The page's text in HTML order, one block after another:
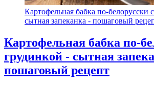
Картофельная бабка по-белорусски
сытная запеканка - пошаговый
Картофельная бабка по-
грудинкой - сытная
пошаговый рецепт